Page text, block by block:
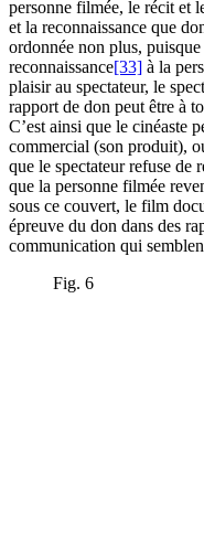
personne filmée, le récit et
et la reconnaissance que
ordonnée non plus,
reconnaissance[33] à la
plaisir au spectateur, le
rapport de don peut être à
C’est ainsi que le cinéaste
commercial (son produit),
que le spectateur refuse de
que la personne filmée
sous ce couvert, le film
épreuve du don dans des
communication qui
Fig. 6